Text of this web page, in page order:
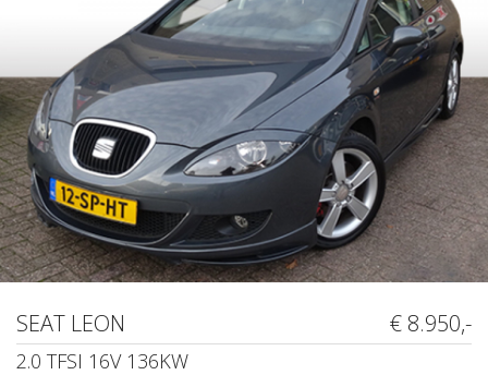
SEAT LEON € 8.950,-
2.0 TFSI 16V 136KW